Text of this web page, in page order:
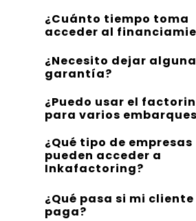
¿Cuánto tiempo toma
acceder al
¿Necesito dejar alguna
garantía?
¿Puedo usar el
para varios
¿Qué tipo de empresas
pueden acceder a
Inkafactoring?
¿Qué pasa si mi cliente
paga?